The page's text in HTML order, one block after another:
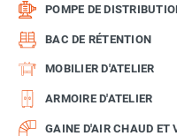
POMPE DE
BAC DE RÉTENTION
MOBILIER D'ATELIER
ARMOIRE D'ATELIER
GAINE D'AIR CHAUD ET